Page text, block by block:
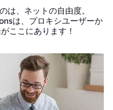
は、ネットの自由度。
は、プロキシユーザーか
ここにあります！